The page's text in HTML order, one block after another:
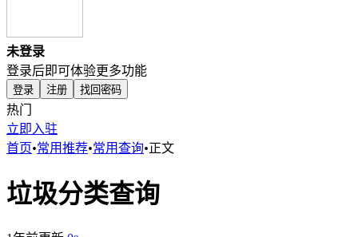
未登录
登录后即可体验更多功能
登录 注册 找回密码
热门
立即入驻
首页•常用推荐•常用查询•正文
垃圾分类查询